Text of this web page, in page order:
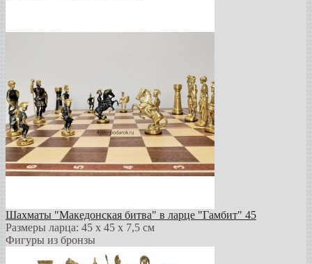
Шахматы "Македонская битва" в ларце "Гамбит" 45
Размеры ларца: 45 x 45 х 7,5 см
Фигуры из бронзы